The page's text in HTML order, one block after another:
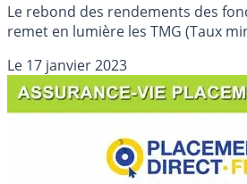
Le rebond des rendements des
remet en lumière les TMG (Taux
les fonds euros équipant ses
SwissLife Assurance et Patrimoine.
Le 17 janvier 2023